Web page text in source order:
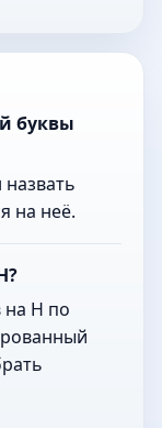
буквы
на неё.
на Н по